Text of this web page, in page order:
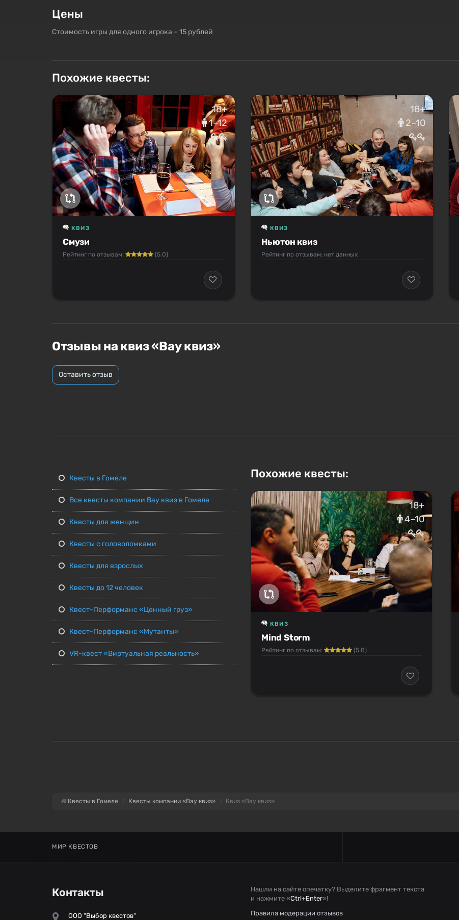
Цены
Стоимость игры для одного игрока – 15 рублей
Похожие квесты:
18+
1–12
Смузи
КВИЗ
Рейтинг по отзывам: (5.0)
18+
2–10
Ньютон квиз
КВИЗ
Рейтинг по отзывам: нет данных
Отзывы на квиз «Вау квиз»
Оставить отзыв
Квесты в Гомеле
Все квесты компании Вау квиз в Гомеле
Квесты для женщин
Квесты с головоломками
Квесты для взрослых
Квесты до 12 человек
Квест-Перформанс «Ценный груз»
Квест-Перформанс «Мутанты»
VR-квест «Виртуальная реальность»
Похожие квесты:
18+
4–10
Mind Storm
КВИЗ
Рейтинг по отзывам: (5.0)
Квесты в Гомеле Квесты компании «Вау квиз» Квиз «Вау квиз»
МИР КВЕСТОВ
Контакты
ООО "Выбор квестов"
Нашли на сайте опечатку? Выделите фрагмент текста
и нажмите «Ctrl+Enter»!
Правила модерации отзывов